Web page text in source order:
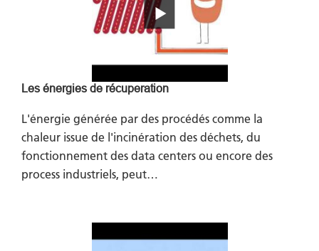
Les énergies de récuperation
L'énergie générée par des procédés comme la
chaleur issue de l'incinération des déchets, du
fonctionnement des data centers ou encore des
process industriels, peut…